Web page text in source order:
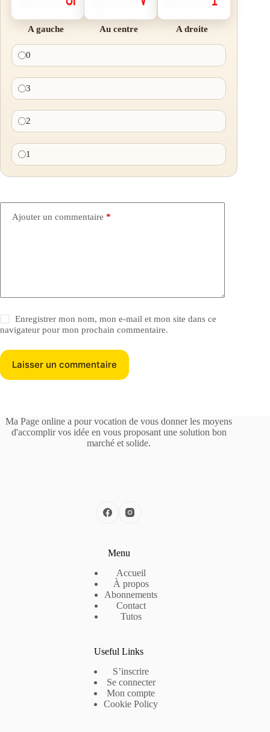
A gauche Au centre A droite
0
3
2
1
Ajouter un commentaire *
Enregistrer mon nom, mon e-mail et mon site dans ce
navigateur pour mon prochain commentaire.
Laisser un commentaire
Ma Page online a pour vocation de vous donner les moyens
d'accomplir vos idée en vous proposant une solution bon
marché et solide.
Menu
Accueil
À propos
Abonnements
Contact
Tutos
Useful Links
S’inscrire
Se connecter
Mon compte
Cookie Policy